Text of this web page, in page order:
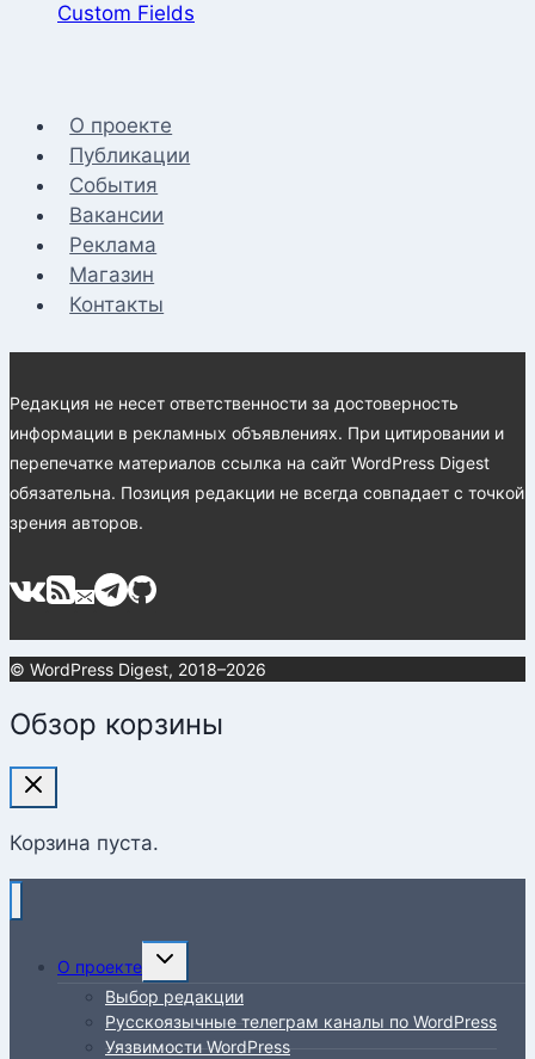
Custom Fields
О проекте
Публикации
События
Вакансии
Реклама
Магазин
Контакты
Редакция не несет ответственности за достоверность
информации в рекламных объявлениях. При цитировании и
перепечатке материалов ссылка на сайт WordPress Digest
обязательна. Позиция редакции не всегда совпадает с точкой
зрения авторов.
© WordPress Digest, 2018–2026
Обзор корзины
Корзина пуста.
О проекте
Переключить
дочернее
меню
Выбор редакции
Русскоязычные телеграм каналы по WordPress
Уязвимости WordPress